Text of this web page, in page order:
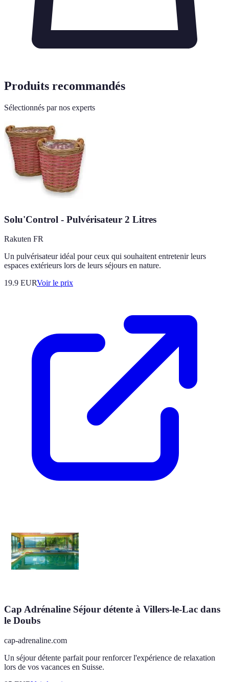
Produits recommandés
Sélectionnés par nos experts
Solu'Control - Pulvérisateur 2 Litres
Rakuten FR
Un pulvérisateur idéal pour ceux qui souhaitent entretenir leurs
espaces extérieurs lors de leurs séjours en nature.
19.9 EURVoir le prix
Cap Adrénaline Séjour détente à Villers-le-Lac dans
le Doubs
cap-adrenaline.com
Un séjour détente parfait pour renforcer l'expérience de relaxation
lors de vos vacances en Suisse.